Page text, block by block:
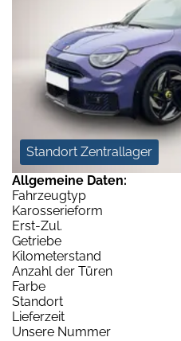
Standort Zentrallager
Allgemeine Daten:
Fahrzeugtyp
Karosserieform
Erst-Zul.
Getriebe
Kilometerstand
Anzahl der Türen
Farbe
Standort
Lieferzeit
Unsere Nummer